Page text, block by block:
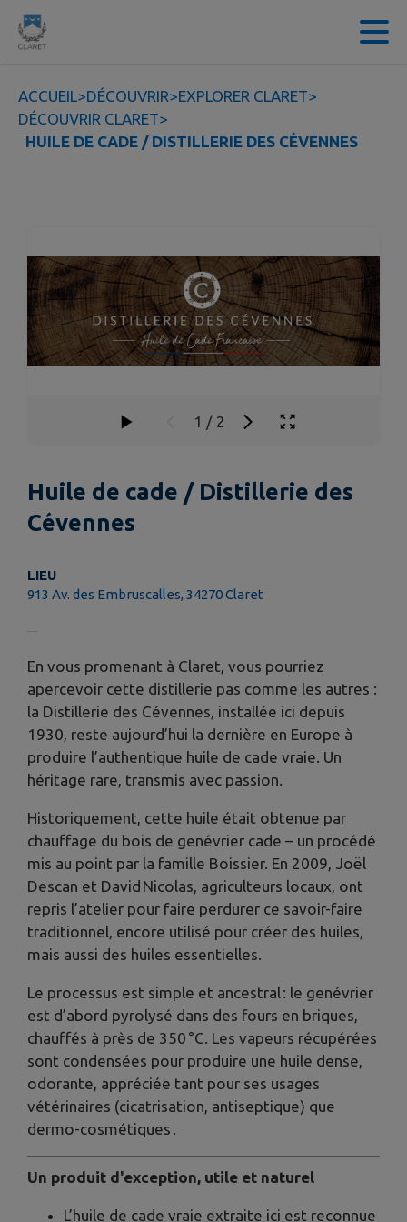
Contenu
ACCUEIL>DÉCOUVRIR>EXPLORER CLARET>
DÉCOUVRIR CLARET>
HUILE DE CADE / DISTILLERIE DES CÉVENNES
1 / 2
Huile de cade / Distillerie des
Cévennes
LIEU
913 Av. des Embruscalles, 34270 Claret
En vous promenant à Claret, vous pourriez
apercevoir cette distillerie pas comme les autres :
la Distillerie des Cévennes, installée ici depuis
1930, reste aujourd’hui la dernière en Europe à
produire l’authentique huile de cade vraie. Un
héritage rare, transmis avec passion.
Historiquement, cette huile était obtenue par
chauffage du bois de genévrier cade – un procédé
mis au point par la famille Boissier. En 2009, Joël
Descan et David Nicolas, agriculteurs locaux, ont
repris l’atelier pour faire perdurer ce savoir-faire
traditionnel, encore utilisé pour créer des huiles,
mais aussi des huiles essentielles.
Le processus est simple et ancestral : le genévrier
est d’abord pyrolysé dans des fours en briques,
chauffés à près de 350 °C. Les vapeurs récupérées
sont condensées pour produire une huile dense,
odorante, appréciée tant pour ses usages
vétérinaires (cicatrisation, antiseptique) que
dermo-cosmétiques .
Un produit d'exception, utile et naturel
L’huile de cade vraie extraite ici est reconnue